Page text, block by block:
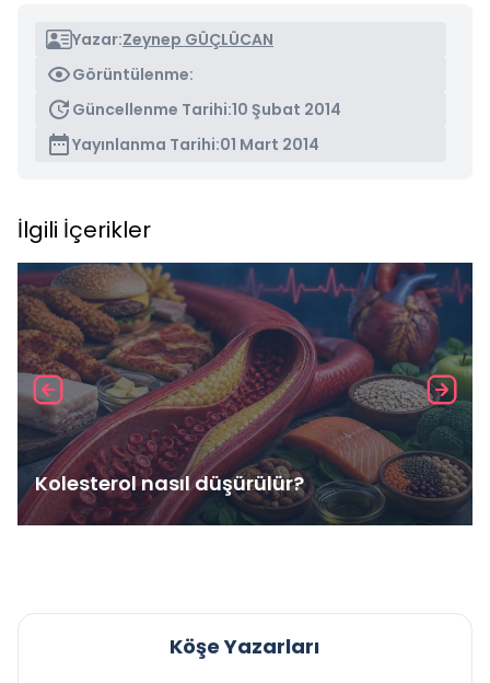
Yazar:Zeynep GÜÇLÜCAN
Görüntülenme:
Güncellenme Tarihi:10 Şubat 2014
Yayınlanma Tarihi:01 Mart 2014
İlgili İçerikler
Kolesterol nasıl düşürülür?
Köşe Yazarları